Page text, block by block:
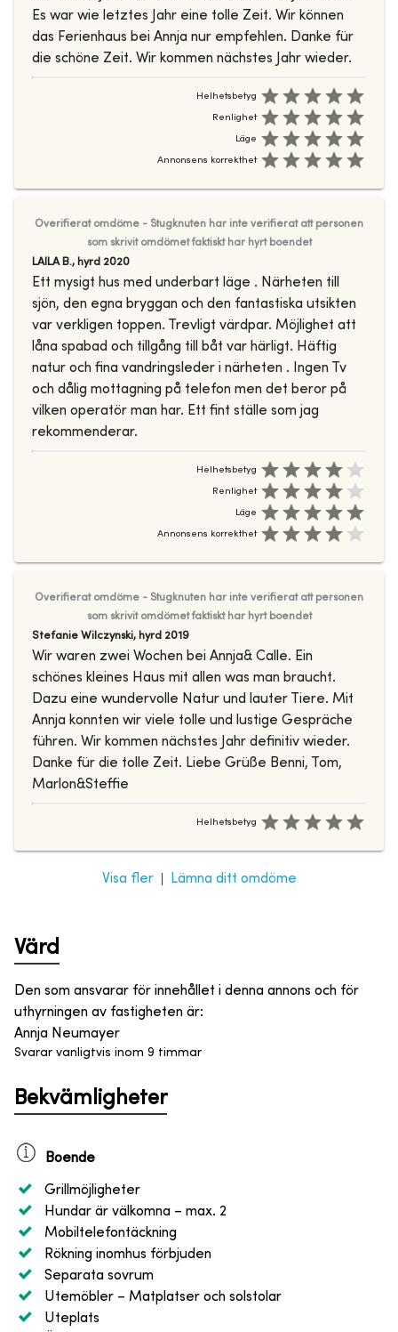
Es war wie letztes Jahr eine tolle Zeit. Wir können
das Ferienhaus bei Annja nur empfehlen. Danke für
die schöne Zeit. Wir kommen nächstes Jahr wieder.
Helhetsbetyg
Renlighet
Läge
Annonsens korrekthet
Overifierat omdöme - Stugknuten har inte verifierat att personen
som skrivit omdömet faktiskt har hyrt boendet
LAILA B., hyrd 2020
Ett mysigt hus med underbart läge . Närheten till
sjön, den egna bryggan och den fantastiska utsikten
var verkligen toppen. Trevligt värdpar. Möjlighet att
låna spabad och tillgång till båt var härligt. Häftig
natur och fina vandringsleder i närheten . Ingen Tv
och dålig mottagning på telefon men det beror på
vilken operatör man har. Ett fint ställe som jag
rekommenderar.
Helhetsbetyg
Renlighet
Läge
Annonsens korrekthet
Overifierat omdöme - Stugknuten har inte verifierat att personen
som skrivit omdömet faktiskt har hyrt boendet
Stefanie Wilczynski, hyrd 2019
Wir waren zwei Wochen bei Annja& Calle. Ein
schönes kleines Haus mit allen was man braucht.
Dazu eine wundervolle Natur und lauter Tiere. Mit
Annja konnten wir viele tolle und lustige Gespräche
führen. Wir kommen nächstes Jahr definitiv wieder.
Danke für die tolle Zeit. Liebe Grüße Benni, Tom,
Marlon&Steffie
Helhetsbetyg
Visa fler| Lämna ditt omdöme
Värd
Den som ansvarar för innehållet i denna annons och för
uthyrningen av fastigheten är:
Annja Neumayer
Svarar vanligtvis inom 9 timmar
Bekvämligheter
Boende
Grillmöjligheter
Hundar är välkomna – max. 2
Mobiltelefontäckning
Rökning inomhus förbjuden
Separata sovrum
Utemöbler – Matplatser och solstolar
Uteplats